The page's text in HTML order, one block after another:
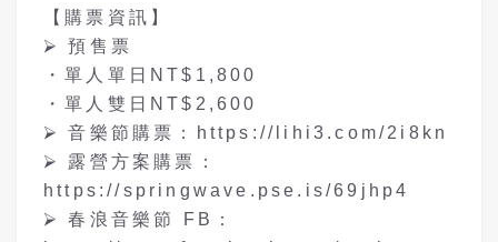
【購票資訊】
⮚ 預售票
・單人單日NT$1,800
・單人雙日NT$2,600
⮚ 音樂節購票：https://lihi3.com/2i8kn
⮚ 露營方案購票：
https://springwave.pse.is/69jhp4
⮚ 春浪音樂節 FB：